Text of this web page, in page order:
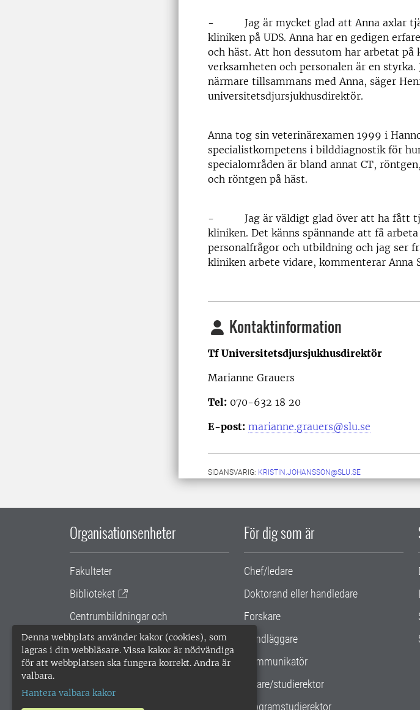
Denna webbplats använder kakor (cookies), som
lagras i din webbläsare. Vissa kakor är nödvändiga
för att webbplatsen ska fungera korrekt. Andra är
valbara.
Hantera valbara kakor
- Jag är mycket glad att Anna axlar
kliniken på UDS. Anna har en gedigen
och häst. Att hon dessutom har arbetat
verksamheten och personalen är en
närmare tillsammans med Anna, säger
universitetsdjursjukhusdirektör.
Anna tog sin veterinärexamen 1999 i
specialistkompetens i bilddiagnostik för
specialområden är bland annat CT,
och röntgen på häst.
- Jag är väldigt glad över att ha fått
kliniken. Det känns spännande att få
personalfrågor och utbildning och jag ser
kliniken arbete vidare, kommenterar Anna
Kontaktinformation
Tf Universitetsdjursjukhusdirektör
Marianne Grauers
Tel: 070-632 18 20
E-post: marianne.grauers@slu.se
SIDANSVARIG: KRISTIN.JOHANSSON@SLU.SE
Organisationsenheter
Fakulteter
Biblioteket
Centrumbildningar och
samarbetsprojekt
Gemensamma verksamhetsstödet
För dig som är
Chef/ledare
Doktorand eller handledare
Forskare
Handläggare
Kommunikatör
Lärare/studierektor
Programstudierektor